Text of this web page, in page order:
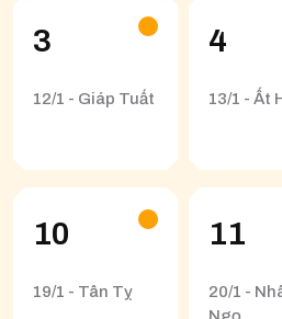
3
12/1 - Giáp Tuất
4
13/1 - Ất
10
19/1 - Tân Tỵ
11
20/1 -